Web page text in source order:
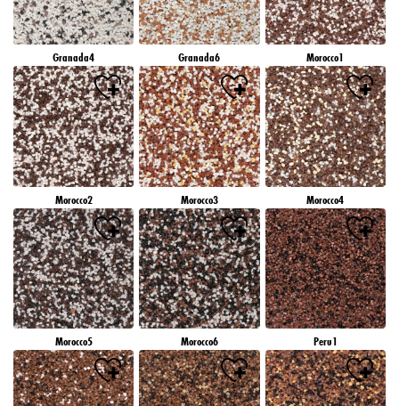
Granada4 Granada6 Morocco1
Morocco2 Morocco3 Morocco4
Morocco5 Morocco6 Peru1